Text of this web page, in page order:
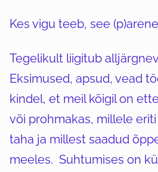
Kes vigu teeb, see
Tegelikult liigitub
Eksimused, apsud, vead
kindel, et meil kõigil on
või prohmakas, millele
taha ja millest saadud
meeles. Suhtumises on